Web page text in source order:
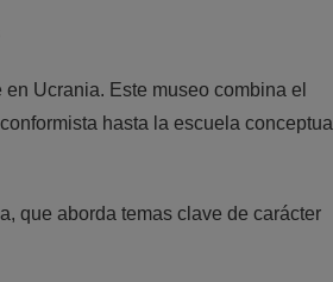
Ucrania. Este museo combina el
hasta la escuela conceptual
que aborda temas clave de carácter